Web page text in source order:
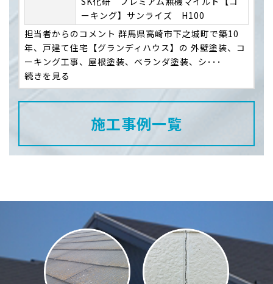
ーキング】サンライズ H100
担当者からのコメント 群馬県高崎市下之城町で築10
年、戸建て住宅【グランディハウス】の 外壁塗装、コ
ーキング工事、屋根塗装、ベランダ塗装、シ･･･
続きを見る
施工事例一覧